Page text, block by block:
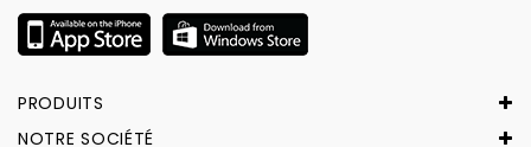
PRODUITS
NOTRE SOCIÉTÉ